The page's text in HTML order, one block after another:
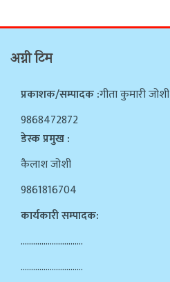
अग्नी टिम
प्रकाशक/सम्पादक :गीता कुमारी जोशी
9868472872
डेस्क प्रमुख :
कैलाश जोशी
9861816704
कार्यकारी सम्पादक:
…………………………
…………………………